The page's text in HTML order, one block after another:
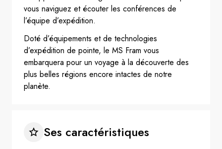
vous naviguez et écouter les conférences de
l’équipe d’expédition.
Doté d’équipements et de technologies
d’expédition de pointe, le MS Fram vous
embarquera pour un voyage à la découverte des
plus belles régions encore intactes de notre
planète.
Ses caractéristiques